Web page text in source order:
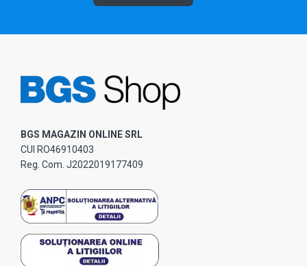
BGS MAGAZIN ONLINE SRL
CUI RO46910403
Reg. Com. J2022019177409